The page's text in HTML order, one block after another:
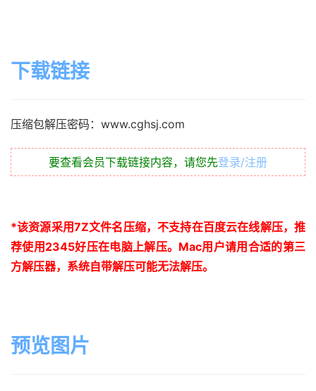
下载链接
压缩包解压密码：www.cghsj.com
要查看会员下载链接内容，请您先登录/注册
*该资源采用7Z文件名压缩，不支持在百度云在线解压，推
荐使用2345好压在电脑上解压。 Mac用户请用合适的第三
方解压器，系统自带解压可能无法解压。
预览图片